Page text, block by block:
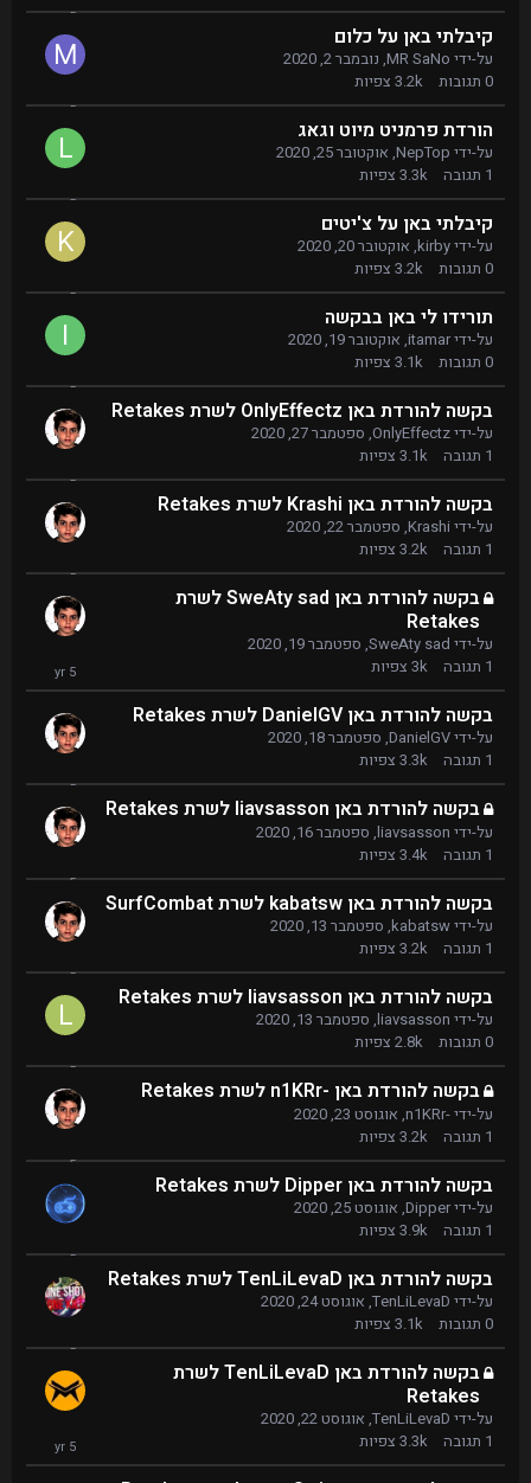
קיבלתי באן על כלום
על-ידי MR SaNo
, נובמבר 2, 2020
0 תגובות 3.2k צפיות
הורדת פרמניט מיוט וגאג
על-ידי NepTop
, אוקטובר 25, 2020
1 תגובה 3.3k צפיות
קיבלתי באן על צ'יטים
על-ידיkirby
, אוקטובר 20, 2020
0 תגובות 3.2k צפיות
תורידו לי באן בבקשה
על-ידיitamar
, אוקטובר 19, 2020
0 תגובות 3.1k צפיות
בקשה להורדת באן OnlyEffectz לשרת Retakes
על-ידיOnlyEffectz
, ספטמבר 27, 2020
1 תגובה 3.1k צפיות
בקשה להורדת באן Krashi לשרת Retakes
על-ידי Krashi
, ספטמבר 22, 2020
1 תגובה 3.2k צפיות
בקשה להורדת באן SweAty sad לשרת
Retakes
על-ידי SweAty sad
, ספטמבר 19, 2020
1 תגובה 3k צפיות
בקשה להורדת באן DanielGV לשרת Retakes
על-ידיDanielGV
, ספטמבר 18, 2020
1 תגובה 3.3k צפיות
בקשה להורדת באן liavsasson לשרת Retakes
על-ידי liavsasson
, ספטמבר 16, 2020
1 תגובה 3.4k צפיות
בקשה להורדת באן kabatsw לשרת SurfCombat
על-ידיkabatsw
, ספטמבר 13, 2020
1 תגובה 3.2k צפיות
בקשה להורדת באן liavsasson לשרת Retakes
על-ידי liavsasson
, ספטמבר 13, 2020
0 תגובות 2.8k צפיות
בקשה להורדת באן -n1KRr לשרת Retakes
על-ידי-n1KRr
, אוגוסט 23, 2020
1 תגובה 3.2k צפיות
בקשה להורדת באן Dipper לשרת Retakes
על-ידיDipper
, אוגוסט 25, 2020
1 תגובה 3.9k צפיות
בקשה להורדת באן TenLiLevaD לשרת Retakes
על-ידי TenLiLevaD
, אוגוסט 24, 2020
0 תגובות 3.1k צפיות
בקשה להורדת באן TenLiLevaD לשרת
Retakes
על-ידי TenLiLevaD
, אוגוסט 22, 2020
1 תגובה 3.3k צפיות